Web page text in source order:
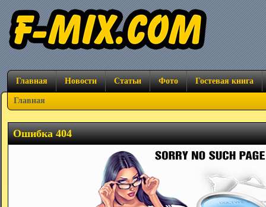
Главная Новости Статьи Фото Гостевая книга
Главная
Ошибка 404